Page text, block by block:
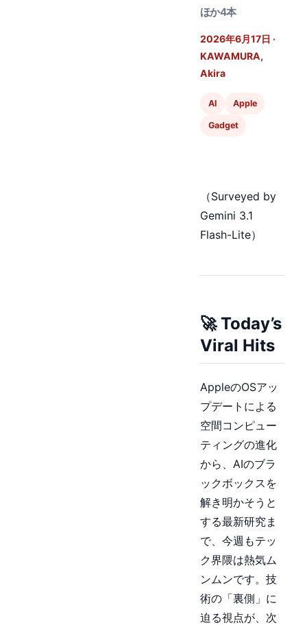
ほか4本
2026年6月17日 ·
KAWAMURA,
Akira
AI Apple
Gadget
（Surveyed by
Gemini 3.1
Flash-Lite）
🚀 Today’s
Viral Hits
AppleのOSアッ
プデートによる
空間コンピュー
ティングの進化
から、AIのブラ
ックボックスを
解き明かそうと
する最新研究ま
で、今週もテッ
ク界隈は熱気ム
ンムンです。技
術の「裏側」に
迫る視点が、次